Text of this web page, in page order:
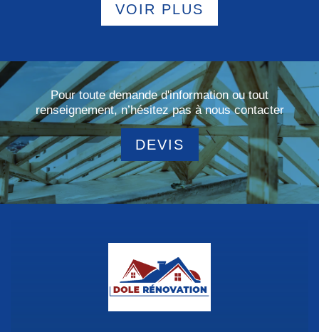
VOIR PLUS
Pour toute demande d'information ou tout
renseignement, n’hésitez pas à nous contacter
DEVIS